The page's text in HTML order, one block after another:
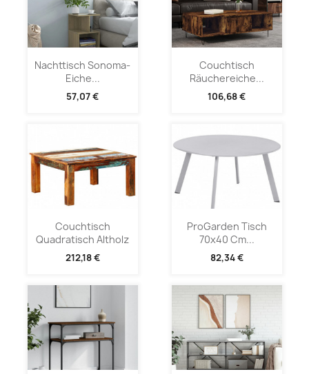
Nachttisch Sonoma-
Eiche...
57,07 €
Couchtisch
Räuchereiche...
106,68 €
Couchtisch
Quadratisch Altholz
212,18 €
ProGarden Tisch
70x40 Cm...
82,34 €